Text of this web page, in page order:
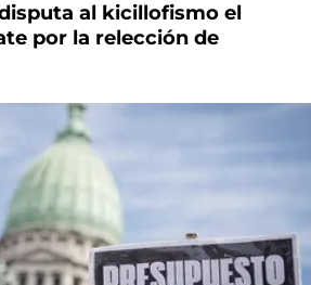
al kicillofismo el
por la relección de